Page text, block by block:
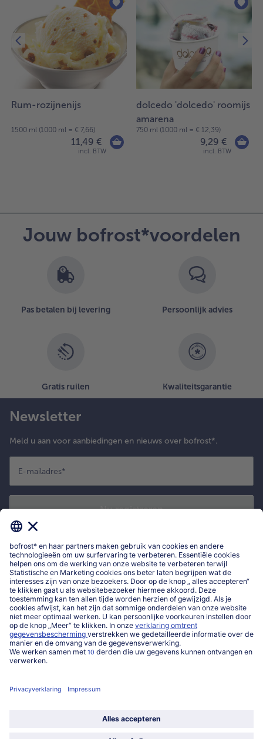
Rum-rozijnenijs
1500 ml (1000 ml = € 7,66)
11,49 €
incl. BTW
dolcedo 'dolcedo' roomijs
amarena
750 ml (1000 ml = € 12,39)
9,29 €
incl. BTW
Jouw bofrost*voordelen
Pas betalen bij levering Persoonlijk advies
Gratis ruilen Kwaliteitsgarantie
Newsletter
Meld u aan voor aanbiedingen en nieuws over bofrost*.
E-mailadres*
*Ik bevestig dat ik me wil inschrijven voor de bofrost* nieuwsbrief om
ontvangen. Ik heb kennisgenomen vanprivacyverklaringen de
voorwaardenvan bofrost*.
Nu registreren
Mijn bofrost*
www.bofrost.be
service@bofrost.be
016 98 1919